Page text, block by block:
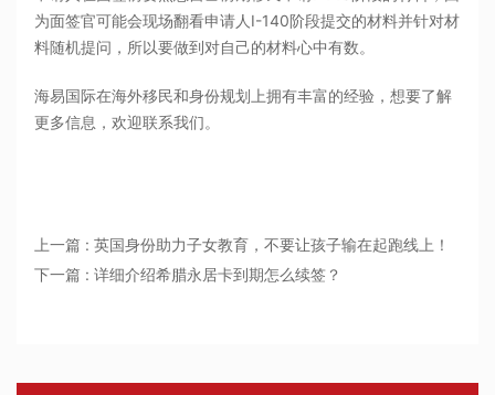
为面签官可能会现场翻看申请人I-140阶段提交的材料并针对材
料随机提问，所以要做到对自己的材料心中有数。
海易国际在海外移民和身份规划上拥有丰富的经验，想要了解
更多信息，欢迎联系我们。
上一篇 : 英国身份助力子女教育，不要让孩子输在起跑线上！
下一篇 : 详细介绍希腊永居卡到期怎么续签？